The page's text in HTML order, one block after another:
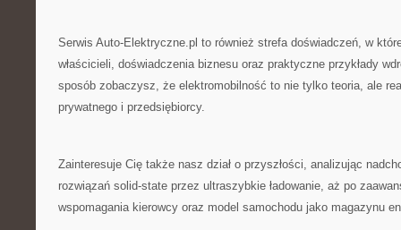
Serwis Auto-Elektryczne.pl to również strefa doświadczeń, w
właścicieli, doświadczenia biznesu oraz praktyczne przykłady
sposób zobaczysz, że elektromobilność to nie tylko teoria, ale
prywatnego i przedsiębiorcy.
Zainteresuje Cię także nasz dział o przyszłości, analizując
rozwiązań solid-state przez ultraszybkie ładowanie, aż po
wspomagania kierowcy oraz model samochodu jako magazynu